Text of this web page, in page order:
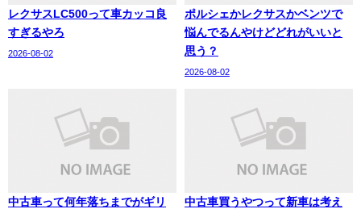
レクサスLC500って車カッコ良
すぎるやろ
2026-08-02
ポルシェかレクサスかベンツで
悩んでるんやけどどれがいいと
思う？
2026-08-02
中古車って何年落ちまでがギリ
中古車買うやつって新車は考え